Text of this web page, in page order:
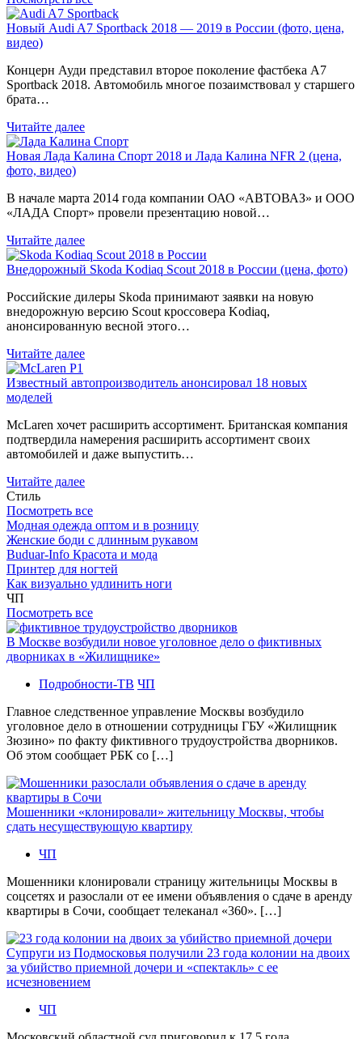
Новый Audi A7 Sportback 2018 — 2019 в России (фото, цена,
видео)
Концерн Ауди представил второе поколение фастбека A7
Sportback 2018. Автомобиль многое позаимствовал у старшего
брата…
Читайте далее
Новая Лада Калина Спорт 2018 и Лада Калина NFR 2 (цена,
фото, видео)
В начале марта 2014 года компании ОАО «АВТОВАЗ» и ООО
«ЛАДА Спорт» провели презентацию новой…
Читайте далее
Внедорожный Skoda Kodiaq Scout 2018 в России (цена, фото)
Российские дилеры Skoda принимают заявки на новую
внедорожную версию Scout кроссовера Kodiaq,
анонсированную весной этого…
Читайте далее
Известный автопроизводитель анонсировал 18 новых
моделей
McLaren хочет расширить ассортимент. Британская компания
подтвердила намерения расширить ассортимент своих
автомобилей и даже выпустить…
Читайте далее
Стиль
Посмотреть все
Модная одежда оптом и в розницу
Женские боди с длинным рукавом
Buduar-Info Красота и мода
Принтер для ногтей
Как визуально удлинить ноги
ЧП
Посмотреть все
В Москве возбудили новое уголовное дело о фиктивных
дворниках в «Жилищнике»
Подробности-ТВ ЧП
Главное следственное управление Москвы возбудило
уголовное дело в отношении сотрудницы ГБУ «Жилищник
Зюзино» по факту фиктивного трудоустройства дворников.
Об этом сообщает РБК со […]
Мошенники «клонировали» жительницу Москвы, чтобы
сдать несуществующую квартиру
ЧП
Мошенники клонировали страницу жительницы Москвы в
соцсетях и разослали от ее имени объявления о сдаче в аренду
квартиры в Сочи, сообщает телеканал «360». […]
Супруги из Подмосковья получили 23 года колонии на двоих
за убийство приемной дочери и «спектакль» с ее
исчезновением
ЧП